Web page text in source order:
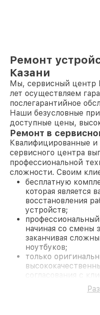
Ремонт
Казани
Мы, сервисный центр
лет осуществляем
послегарантийное
Наши безусловные
доступные цены,
Ремонт в
Квалифицированные
сервисного центра
профессиональной
сложности. Своим
бесплатную
которая является
восстановления
устройств;
начиная со смены
заканчивая
ноутбуков;
только
согласования с
На все работы и
предоставляется